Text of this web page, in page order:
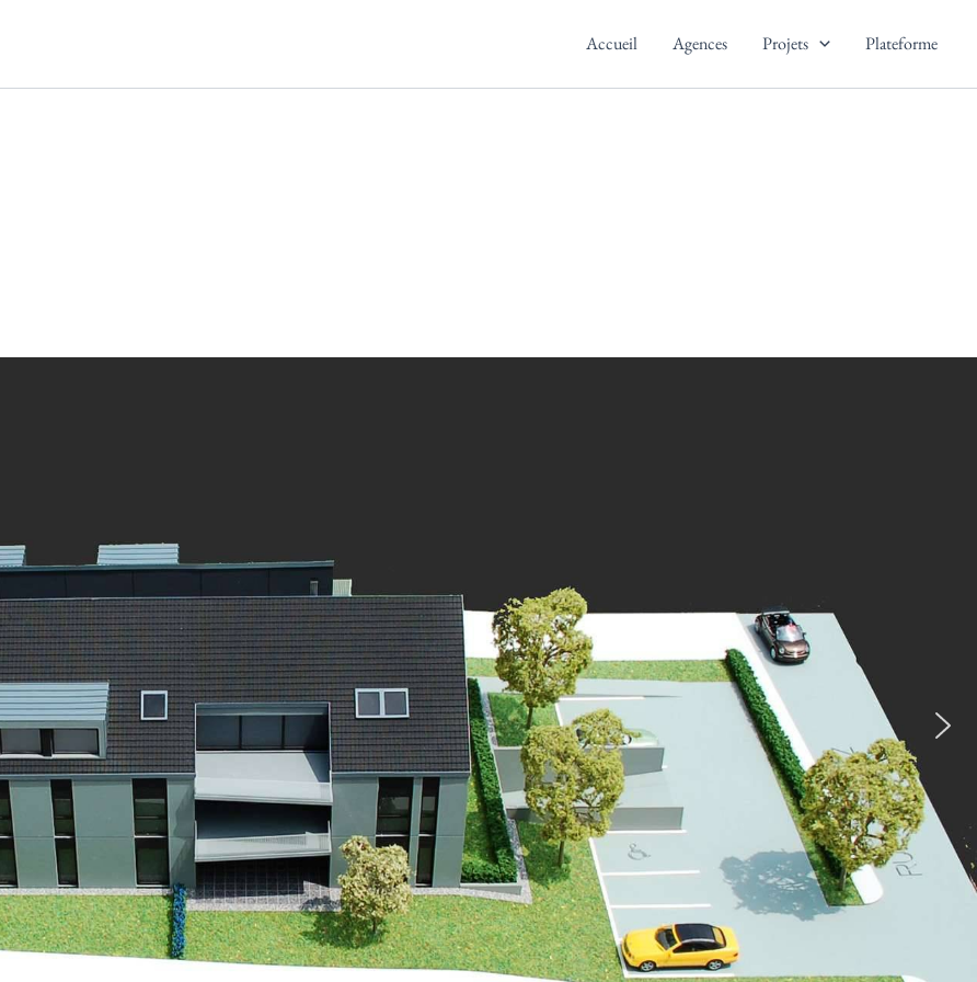
Accueil Agences Projets Plateforme